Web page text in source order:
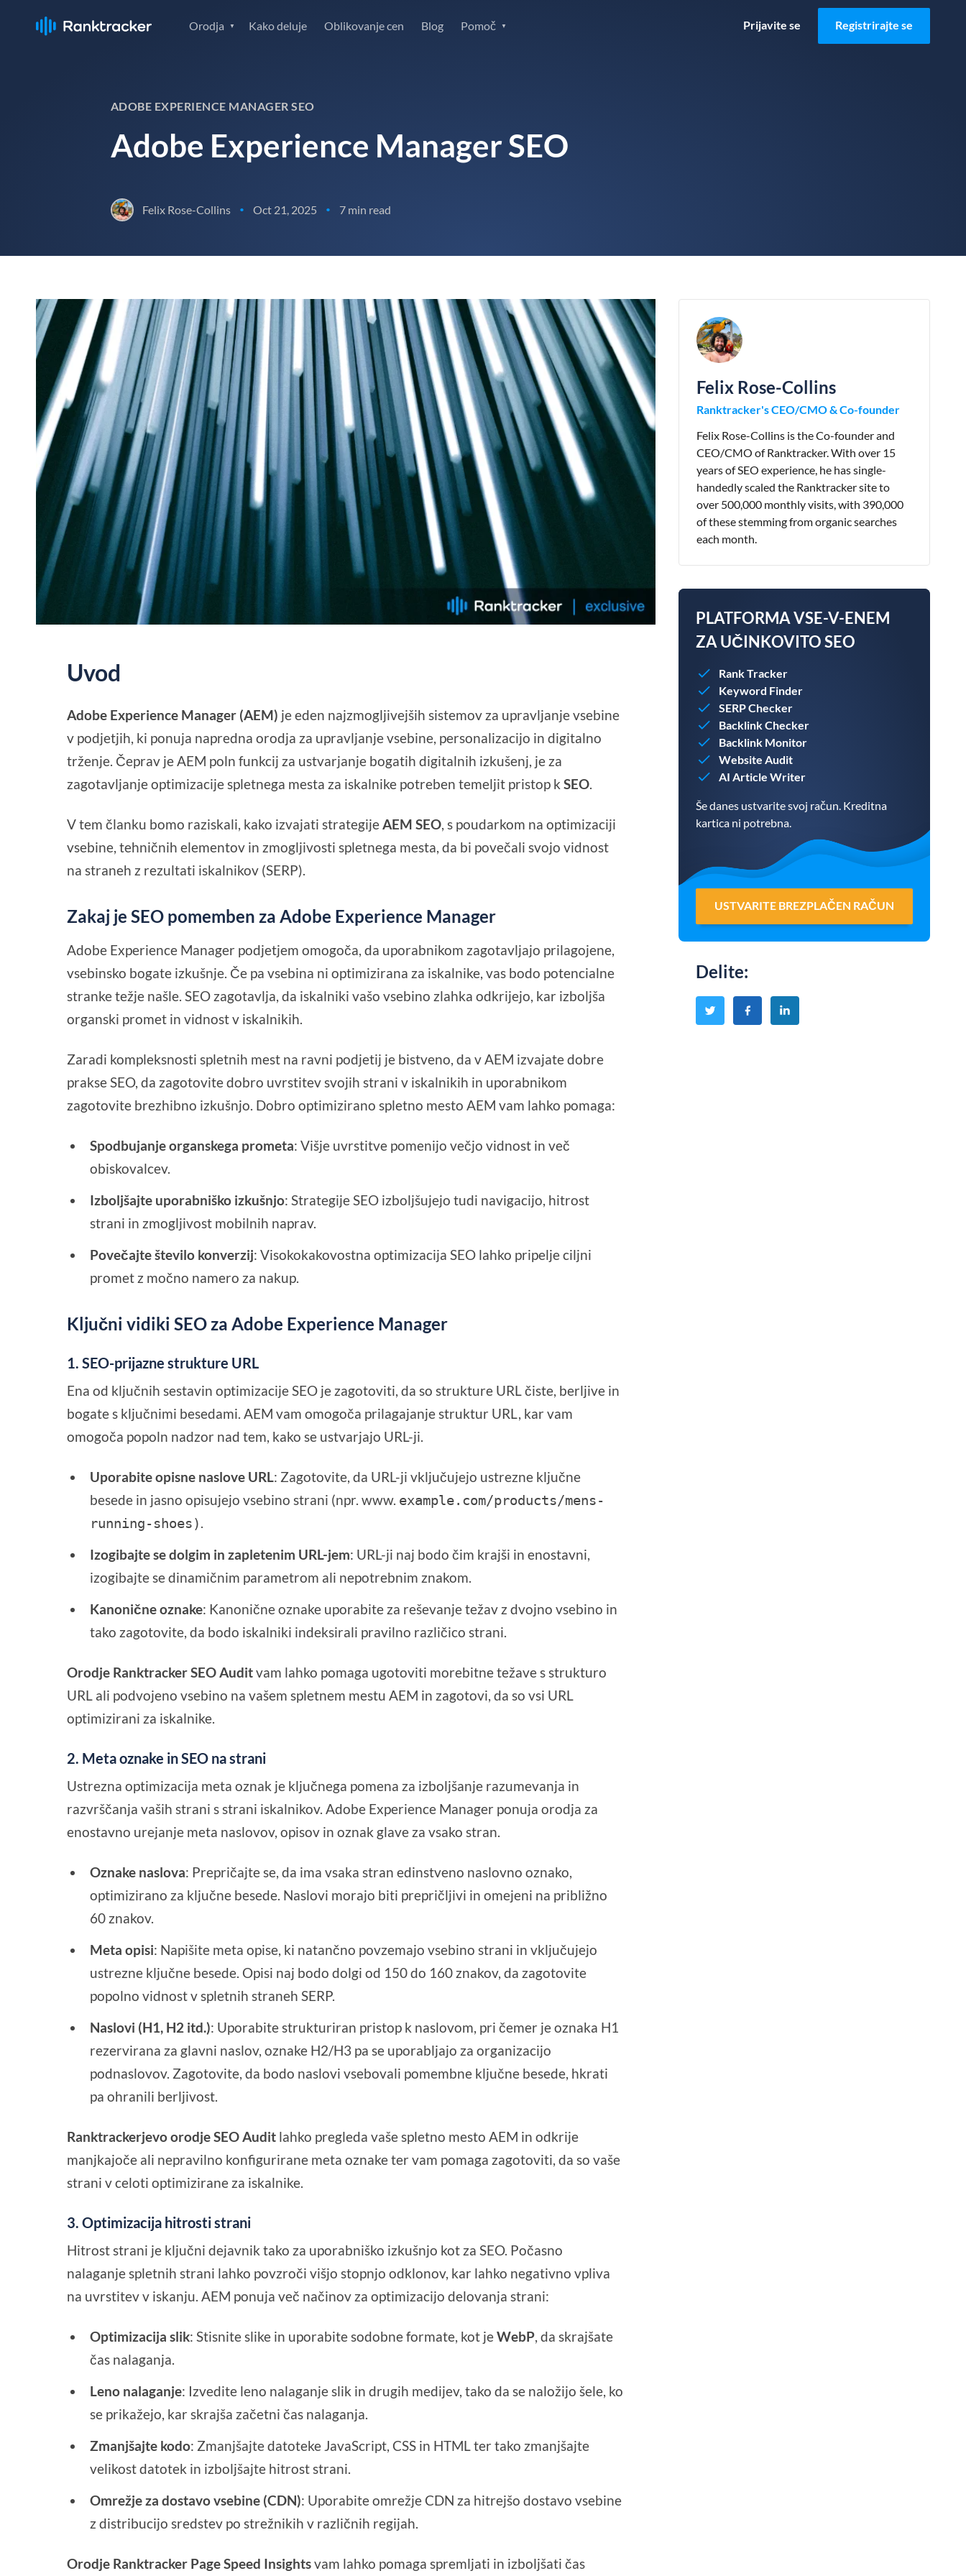
Orodja Kako deluje Oblikovanje cen Blog Pomoč Prijavite se Registrirajte se
ADOBE EXPERIENCE MANAGER SEO
Adobe Experience Manager SEO
Felix Rose-Collins • Oct 21, 2025 • 7 min read
Uvod
Adobe Experience Manager (AEM) je eden najzmogljivejših sistemov za upravljanje vsebine
v podjetjih, ki ponuja napredna orodja za upravljanje vsebine, personalizacijo in digitalno
trženje. Čeprav je AEM poln funkcij za ustvarjanje bogatih digitalnih izkušenj, je za
zagotavljanje optimizacije spletnega mesta za iskalnike potreben temeljit pristop kSEO
V tem članku bomo raziskali, kako izvajati strategije AEM SEO , s poudarkom na optimizaciji
vsebine, tehničnih elementov in zmogljivosti spletnega mesta, da bi povečali svojo vidnost
na straneh z rezultati iskalnikov (SERP).
Zakaj je SEO pomemben za Adobe Experience Manager
Adobe Experience Manager podjetjem omogoča, da uporabnikom zagotavljajo prilagojene,
vsebinsko bogate izkušnje. Če pa vsebina ni optimizirana za iskalnike, vas bodo potencialne
stranke težje našle. SEO zagotavlja, da iskalniki vašo vsebino zlahka odkrijejo, kar izboljša
organski promet in vidnost v iskalnikih.
Zaradi kompleksnosti spletnih mest na ravni podjetij je bistveno, da v AEM izvajate dobre
prakse SEO, da zagotovite dobro uvrstitev svojih strani v iskalnikih in uporabnikom
zagotovite brezhibno izkušnjo. Dobro optimizirano spletno mesto AEM vam lahko pomaga:
Spodbujanje organskega prometa: Višje uvrstitve pomenijo večjo vidnost in več
obiskovalcev.
Izboljšajte uporabniško izkušnjo: Strategije SEO izboljšujejo tudi navigacijo, hitrost
strani in zmogljivost mobilnih naprav.
Povečajte število konverzij: Visokokakovostna optimizacija SEO lahko pripelje ciljni
promet z močno namero za nakup.
Ključni vidiki SEO za Adobe Experience Manager
1.SEO-prijazne strukture URL
Ena od ključnih sestavin optimizacije SEO je zagotoviti, da so strukture URL čiste, berljive in
bogate s ključnimi besedami. AEM vam omogoča prilagajanje struktur URL, kar vam
omogoča popoln nadzor nad tem, kako se ustvarjajo URL-ji.
Uporabite opisne naslove URL: Zagotovite, da URL-ji vključujejo ustrezne ključne
besede in jasno opisujejo vsebino strani (npr. www. example.com/products/mens-
running-shoes)
Izogibajte se dolgim in zapletenim URL-jem: URL-ji naj bodo čim krajši in enostavni,
izogibajte se dinamičnim parametrom ali nepotrebnim znakom.
Kanonične oznake: Kanonične oznake uporabite za reševanje težav z dvojno vsebino in
tako zagotovite, da bodo iskalniki indeksirali pravilno različico strani.
Orodje Ranktracker SEO Auditvam lahko pomaga ugotoviti morebitne težave s strukturo
URL ali podvojeno vsebino na vašem spletnem mestu AEM in zagotovi, da so vsi URL
optimizirani za iskalnike.
2. Meta oznake in SEO na strani
Ustrezna optimizacija meta oznak je ključnega pomena za izboljšanje razumevanja in
razvrščanja vaših strani s strani iskalnikov. Adobe Experience Manager ponuja orodja za
enostavno urejanje meta naslovov, opisov in oznak glave za vsako stran.
Oznake naslova: Prepričajte se, da ima vsaka stran edinstveno naslovno oznako,
optimizirano za ključne besede. Naslovi morajo biti prepričljivi in omejeni na približno
60 znakov.
Meta opisi: Napišite meta opise, ki natančno povzemajo vsebino strani in vključujejo
ustrezne ključne besede. Opisi naj bodo dolgi od 150 do 160 znakov, da zagotovite
popolno vidnost v spletnih straneh SERP.
Naslovi (H1, H2 itd.): Uporabite strukturiran pristop k naslovom, pri čemer je oznaka H1
rezervirana za glavni naslov, oznake H2/H3 pa se uporabljajo za organizacijo
podnaslovov. Zagotovite, da bodo naslovi vsebovali pomembne ključne besede, hkrati
pa ohranili berljivost.
Ranktrackerjevo orodje SEO Audit lahko pregleda vaše spletno mesto AEM in odkrije
manjkajoče ali nepravilno konfigurirane meta oznake ter vam pomaga zagotoviti, da so vaše
strani v celoti optimizirane za iskalnike.
3.Optimizacija hitrosti strani
Hitrost strani je ključni dejavnik tako za uporabniško izkušnjo kot za SEO. Počasno
nalaganje spletnih strani lahko povzroči višjo stopnjo odklonov, kar lahko negativno vpliva
na uvrstitev v iskanju. AEM ponuja več načinov za optimizacijo delovanja strani:
Optimizacija slik: Stisnite slike in uporabite sodobne formate, kot jeWebP , da skrajšate
čas nalaganja.
Leno nalaganje: Izvedite leno nalaganje slik in drugih medijev, tako da se naložijo šele, ko
se prikažejo, kar skrajša začetni čas nalaganja.
Zmanjšajte kodo: Zmanjšajte datoteke JavaScript, CSS in HTML ter tako zmanjšajte
velikost datotek in izboljšajte hitrost strani.
Omrežje za dostavo vsebine (CDN): Uporabite omrežje CDN za hitrejšo dostavo vsebine
z distribucijo sredstev po strežnikih v različnih regijah.
Orodje Ranktracker Page Speed Insightsvam lahko pomaga spremljati in izboljšati čas
Felix Rose-Collins
Ranktracker's CEO/CMO & Co-founder
Felix Rose-Collins is the Co-founder and
CEO/CMO of Ranktracker. With over 15
years of SEO experience, he has single-
handedly scaled the Ranktracker site to
over 500,000 monthly visits, with 390,000
of these stemming from organic searches
each month.
PLATFORMA VSE-V-ENEM
ZA UČINKOVITO SEO
Rank Tracker
Keyword Finder
SERP Checker
Backlink Checker
Backlink Monitor
Website Audit
AI Article Writer
Še danes ustvarite svoj račun. Kreditna
kartica ni potrebna.
USTVARITE BREZPLAČEN RAČUN
Delite: